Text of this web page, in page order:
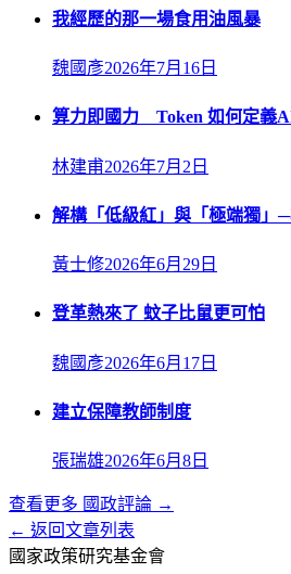
我經歷的那一場食用油風暴
魏國彥2026年7月16日
算力即國力 Token 如何定義
林建甫2026年7月2日
解構「低級紅」與「極端獨」
黃士修2026年6月29日
登革熱來了 蚊子比鼠更可怕
魏國彥2026年6月17日
建立保障教師制度
張瑞雄2026年6月8日
查看更多 國政評論 →
← 返回文章列表
國家政策研究基金會